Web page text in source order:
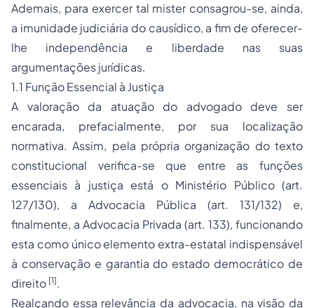
Ademais, para exercer tal mister consagrou-se, ainda,
a imunidade judiciária do causídico, a fim de oferecer-
lhe independência e liberdade nas suas
argumentações jurídicas.
1.1 Função Essencial à Justiça
A valoração da atuação do advogado deve ser
encarada, prefacialmente, por sua localização
normativa. Assim, pela própria organização do texto
constitucional verifica-se que entre as funções
essenciais à justiça está o Ministério Público (art.
127/130), a Advocacia Pública (art. 131/132) e,
finalmente, a Advocacia Privada (art. 133), funcionando
esta como único elemento extra-estatal indispensável
à conservação e garantia do estado democrático de
direito [1].
Realçando essa relevância da advocacia, na visão da